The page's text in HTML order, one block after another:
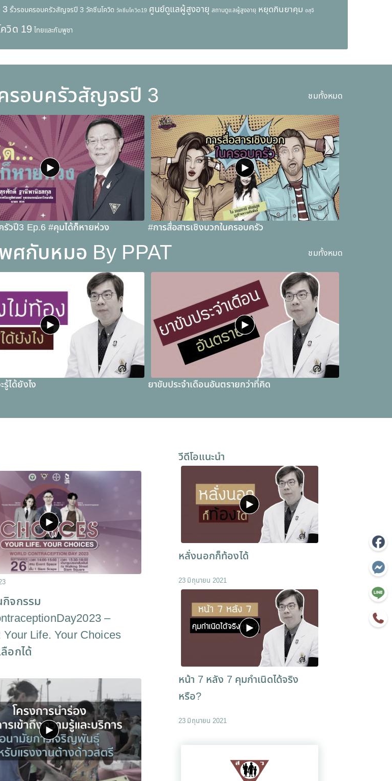
รั้วรอบครอบครัวสัญจรปี 3 วัคซีนโควิด วัคซีนโควิด19 ศูนย์ดูแลผู้สูงอายุ สถานดูแลผู้สูงอายุ หยุดกินยาคุม อสุจิ
ควิด 19 ไทยและกัมพูชา
รอบครัวสัญจรปี 3 ชมทั้งหมด
รัวปี3 Ep.6 #คุมได้ก็หายห่วง #การสื่อสารเชิงบวกในครอบครัว
พศกับหมอ By PPAT ชมทั้งหมด
ได้ยังไง ยาขับประจำเดือนอันตรายกว่าที่คิด
กิจกรรม
–
Life. Your Choices
อกได้
วีดีโอแนะนำ
หลั่งนอกก็ท้องได้
23 มิถุนายน 2021
หน้า 7 หลัง 7 คุมกำเนิดได้จริง
หรือ?
23 มิถุนายน 2021